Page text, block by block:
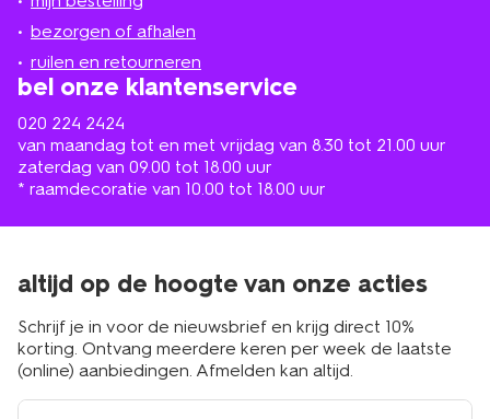
bezorgen of afhalen
ruilen en retourneren
bel onze klantenservice
020 224 2424
van maandag tot en met vrijdag van 8.30 tot 21.00 uur
zaterdag van 09.00 tot 18.00 uur
* raamdecoratie van 10.00 tot 18.00 uur
in
de
buurt
altijd op de hoogte van onze acties
Schrijf je in voor de nieuwsbrief en krijg direct 10%
korting. Ontvang meerdere keren per week de laatste
(online) aanbiedingen. Afmelden kan altijd.
e-